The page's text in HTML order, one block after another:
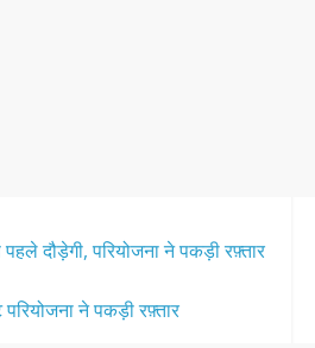
दौड़ेगी, परियोजना ने पकड़ी रफ़्तार
ने पकड़ी रफ़्तार